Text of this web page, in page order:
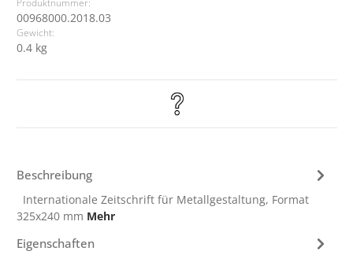
Produktnummer:
00968000.2018.03
Gewicht:
0.4 kg
Beschreibung
Internationale Zeitschrift für Metallgestaltung, Format
325x240 mm Mehr
Eigenschaften